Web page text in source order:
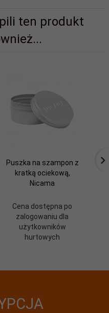
ten produkt
Puszka na szampon z
kratką ociekową,
Nicama
Cena dostępna po
zalogowaniu dla
użytkowników
hurtowych